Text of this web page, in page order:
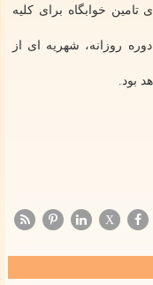
تامین خوابگاه برای کلیه
روزانه، شهریه ای از
بود.
X